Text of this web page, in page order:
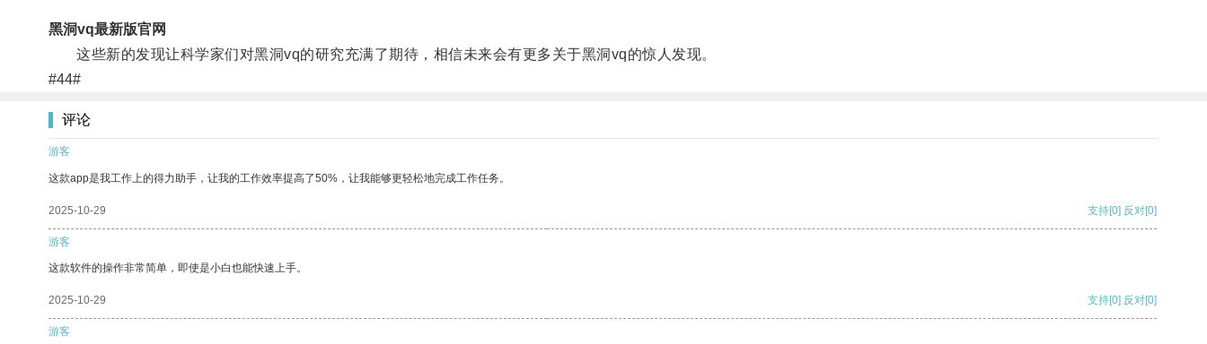
黑洞vq最新版官网
这些新的发现让科学家们对黑洞vq的研究充满了期待，相信未来会有更多关于黑洞vq的惊人发现。
#44#
评论
游客
这款app是我工作上的得力助手，让我的工作效率提高了50%，让我能够更轻松地完成工作任务。
2025-10-29 支持[0] 反对[0]
游客
这款软件的操作非常简单，即使是小白也能快速上手。
2025-10-29 支持[0] 反对[0]
游客